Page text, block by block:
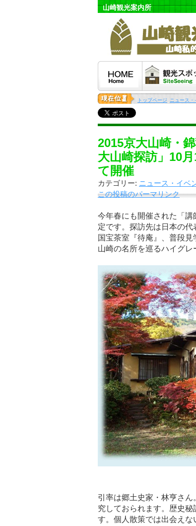
山崎観光案内所
観光スポット
トップページ ニュース・
2015京大山崎・
大山崎探訪」10
て開催
カテゴリー: ニュース・イベ
この投稿のパーマリンク
今年春にも開催された「
定です。探訪先は日本の
国宝茶室『待庵』、普段
山崎の名所を巡るハイグレ
引率は郷土史家・林亨さ
究しておられます。歴史
す。個人散策では出会えな